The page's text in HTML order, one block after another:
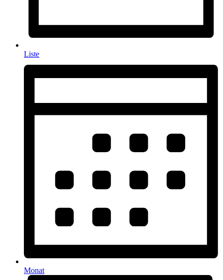
Liste
Monat